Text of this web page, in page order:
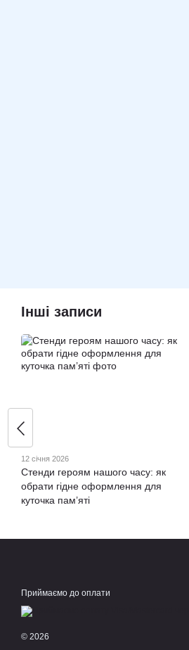
Інші записи
12 січня 2026
Стенди героям нашого часу: як
обрати гідне оформлення для
куточка пам’яті
Приймаємо до оплати
© 2026